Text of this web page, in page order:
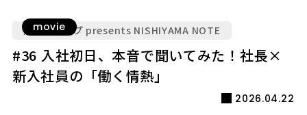
movie
九電グループ presents NISHIYAMA NOTE
#36 入社初日、本音で聞いてみた！社長×
新入社員の「働く情熱」
2026.04.22